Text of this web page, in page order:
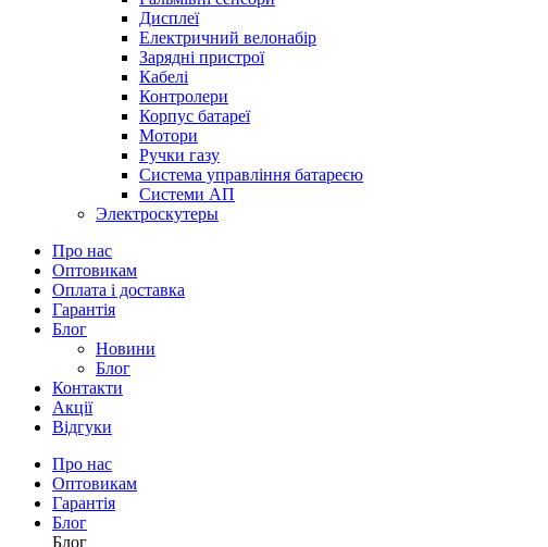
Дисплеї
Електричний велонабір
Зарядні пристрої
Кабелі
Контролери
Корпус батареї
Мотори
Ручки газу
Система управління батареєю
Системи АП
Электроскутеры
Про нас
Оптовикам
Оплата і доставка
Гарантія
Блог
Новини
Блог
Контакти
Акції
Відгуки
Про нас
Оптовикам
Гарантія
Блог
Блог